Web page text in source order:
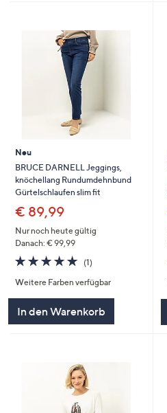
Neu
BRUCE DARNELL Jeggings,
knöchellang Rundumdehnbund
Gürtelschlaufen slim fit
€ 89,99
Nur noch heute gültig
Danach: € 99,99
5.0
von
5
(1)
Weitere Farben verfügbar
In den Warenkorb